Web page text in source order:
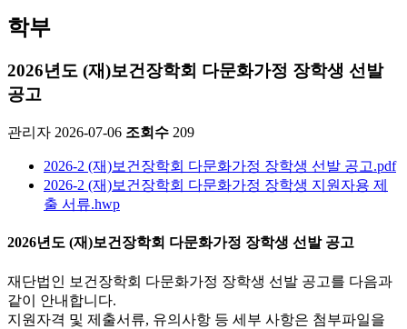
학부
2026년도 (재)보건장학회 다문화가정 장학생 선발
공고
관리자 2026-07-06 조회수 209
2026-2 (재)보건장학회 다문화가정 장학생 선발 공고.pdf
2026-2 (재)보건장학회 다문화가정 장학생 지원자용 제
출 서류.hwp
2026년도 (재)보건장학회 다문화가정 장학생 선발 공고
재단법인 보건장학회 다문화가정 장학생 선발 공고를 다음과
같이 안내합니다.
지원자격 및 제출서류, 유의사항 등 세부 사항은 첨부파일을